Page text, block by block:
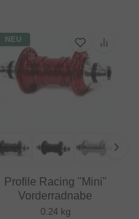
NEU
Profile Racing "Mini"
Vorderradnabe
0.24 kg